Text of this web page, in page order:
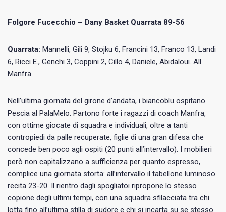
Folgore Fucecchio – Dany Basket Quarrata 89-56
Quarrata: Mannelli, Gili 9, Stojku 6, Francini 13, Franco 13, Landi
6, Ricci E., Genchi 3, Coppini 2, Cillo 4, Daniele, Abidaloui. All.
Manfra.
Nell’ultima giornata del girone d’andata, i biancoblu ospitano
Pescia al PalaMelo. Partono forte i ragazzi di coach Manfra,
con ottime giocate di squadra e individuali, oltre a tanti
contropiedi da palle recuperate, figlie di una gran difesa che
concede ben poco agli ospiti (20 punti all’intervallo). I mobilieri
però non capitalizzano a sufficienza per quanto espresso,
complice una giornata storta: all’intervallo il tabellone luminoso
recita 23-20. Il rientro dagli spogliatoi ripropone lo stesso
copione degli ultimi tempi, con una squadra sfilacciata tra chi
lotta fino all’ultima stilla di sudore e chi si incarta su se stesso